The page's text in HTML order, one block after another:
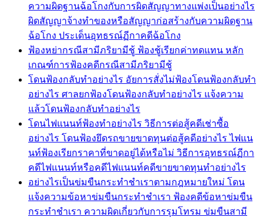
ความผิดฐานฉ้อโกงกับการผิดสัญญาทางแพ่งเป็นอย่างไร
ผิดสัญญาจ้างทำของหรือสัญญาก่อสร้างกับความผิดฐาน
ฉ้อโกง ประเด็นอุทธรณ์ฏีกาคดีฉ้อโกง
ฟ้องหย่ากรณีสามีภริยามีชู้ ฟ้องชู้เรียกค่าทดแทน หลัก
เกณฑ์การฟ้องคดีกรณีสามีภริยามีชู้
โดนฟ้องกลับทำอย่างไร อัยการสั่งไม่ฟ้องโดนฟ้องกลับทำ
อย่างไร ศาลยกฟ้องโดนฟ้องกลับทำอย่างไร แจ้งความ
แล้วโดนฟ้องกลับทำอย่างไร
โดนไฟแนนท์ฟ้องทำอย่างไร วิธีการต่อสู้คดีเช่าซื้อ
อย่างไร โดนฟ้องยึดรถขายขาดทุนต่อสู้คดีอย่างไร ไฟแน
นท์ฟ้องเรียกราคาที่ขาดอยู่ได้หรือไม่ วิธีการอุทธรณ์ฏีกา
คดีไฟแนนท์หรือคดีไฟแนนท์คดีขายขาดทุนทำอย่างไร
อย่างไรเป็นข่มขืนกระทำชำเราตามกฎหมายใหม่ โดน
แจ้งความข้อหาข่มขืนกระทำชำเรา ฟ้องคดีข้อหาข่มขืน
กระทำชำเรา ความผิดเกี่ยวกับการรุมโทรม ข่มขืนสามี